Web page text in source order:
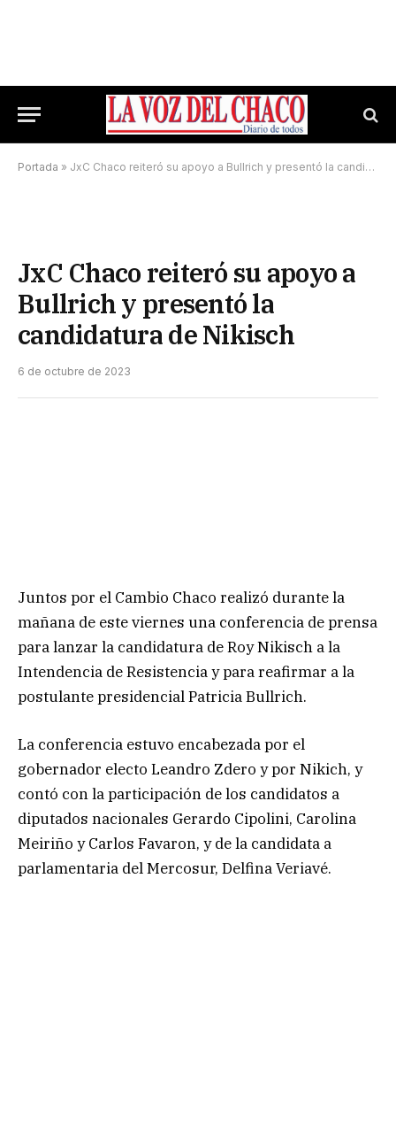
Portada » JxC Chaco reiteró su apoyo a Bullrich y presentó la candidatura de Nikisch
JxC Chaco reiteró su apoyo a
Bullrich y presentó la
candidatura de Nikisch
6 de octubre de 2023
Juntos por el Cambio Chaco realizó durante la
mañana de este viernes una conferencia de prensa
para lanzar la candidatura de Roy Nikisch a la
Intendencia de Resistencia y para reafirmar a la
postulante presidencial Patricia Bullrich.
La conferencia estuvo encabezada por el
gobernador electo Leandro Zdero y por Nikich, y
contó con la participación de los candidatos a
diputados nacionales Gerardo Cipolini, Carolina
Meiriño y Carlos Favaron, y de la candidata a
parlamentaria del Mercosur, Delfina Veriavé.